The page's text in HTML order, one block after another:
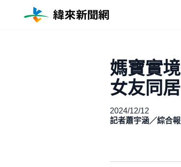
媽寶實
女友同居
2024/12/12
記者蕭宇涵／綜合